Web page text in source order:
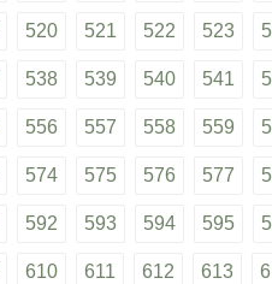
520 521 522 523
538 539 540 541
556 557 558 559
574 575 576 577
592 593 594 595
610 611 612 613